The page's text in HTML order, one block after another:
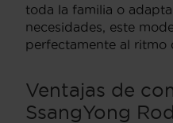
toda la familia o
necesidades, este
perfectamente al ritmo
Ventajas de
SsangYong